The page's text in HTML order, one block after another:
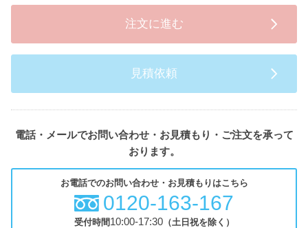
注文に進む
見積依頼
電話・メールでお問い合わせ・お見積もり・ご注文を承って
おります。
お電話でのお問い合わせ・お見積もりはこちら
0120-163-167
受付時間10:00-17:30（土日祝を除く）